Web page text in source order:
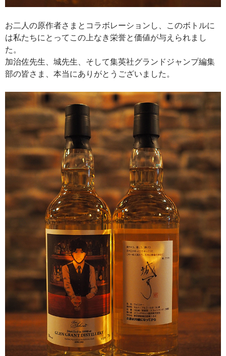
お二人の原作者さまとコラボレーションし、このボトルに
は私たちにとってこの上なき栄誉と価値が与えられまし
た。
加治佐先生、城先生、そして集英社グランドジャンプ編集
部の皆さま、本当にありがとうございました。